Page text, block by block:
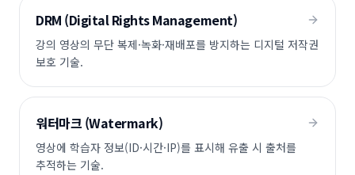
DRM (Digital Rights Management)
강의 영상의 무단 복제·녹화·재배포를 방지하는 디지털 저작권
보호 기술.
워터마크 (Watermark)
영상에 학습자 정보(ID·시간·IP)를 표시해 유출 시 출처를
추적하는 기술.